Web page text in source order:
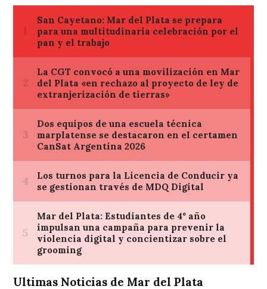
Ultimas Noticias de Mar del Plata